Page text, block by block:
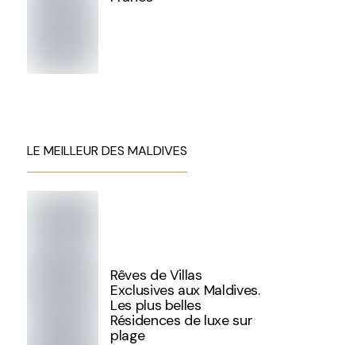
LE MEILLEUR DES MALDIVES
Rêves de Villas
Exclusives aux Maldives.
Les plus belles
Résidences de luxe sur
plage